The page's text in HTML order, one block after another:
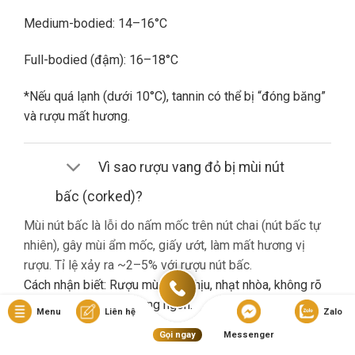
Medium-bodied: 14–16°C
Full-bodied (đậm): 16–18°C
*Nếu quá lạnh (dưới 10°C), tannin có thể bị “đóng băng”
và rượu mất hương.
Vì sao rượu vang đỏ bị mùi nút
bấc (corked)?
Mùi nút bấc là lỗi do nấm mốc trên nút chai (nút bấc tự
nhiên), gây mùi ẩm mốc, giấy ướt, làm mất hương vị
rượu. Tỉ lệ xảy ra ~2–5% với rượu nút bấc.
Cách nhận biết: Rượu mùi khó chịu, nhạt nhòa, không rõ
hương trái cây dù là vang ngon.
Nếu gặp lỗi này, bạn nên liên hệ cửa hàng đổi trả (nếu có
Menu Liên hệ
Gọi ngay Messenger
Zalo